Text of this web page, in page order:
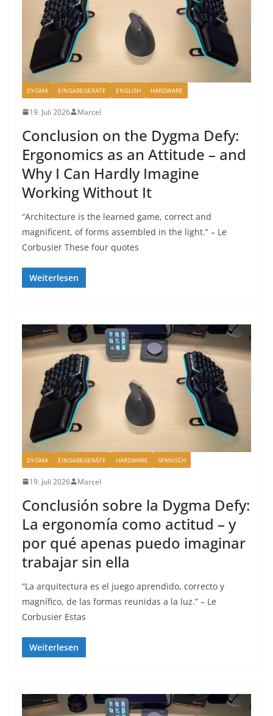
DYGMA EINGABEGERÄTE ENGLISH HARDWARE
19. Juli 2026 Marcel
Conclusion on the Dygma Defy:
Ergonomics as an Attitude – and
Why I Can Hardly Imagine
Working Without It
“Architecture is the learned game, correct and
magnificent, of forms assembled in the light.” – Le
Corbusier These four quotes
Weiterlesen
DYGMA EINGABEGERÄTE HARDWARE SPANISCH
19. Juli 2026 Marcel
Conclusión sobre la Dygma Defy:
La ergonomía como actitud – y
por qué apenas puedo imaginar
trabajar sin ella
“La arquitectura es el juego aprendido, correcto y
magnífico, de las formas reunidas a la luz.” – Le
Corbusier Estas
Weiterlesen